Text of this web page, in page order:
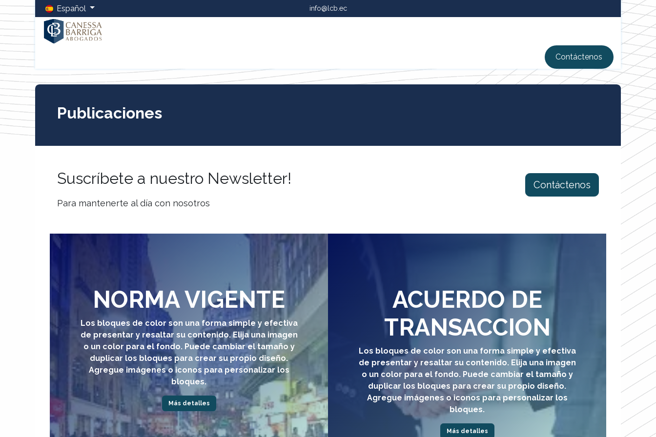
Español info@lcb.ec
Contácten​​os
Publicaciones
Suscríbete a nuestro Newsletter!
Para mantenerte al día con nosotros
Contáctenos
NORMA VIGENTE
Los bloques de color son una forma simple y efectiva
de presentar y resaltar su contenido. Elija una imagen
o un color para el fondo. Puede cambiar el tamaño y
duplicar los bloques para crear su propio diseño.
Agregue imágenes o iconos para personalizar los
bloques.
Más detalles
ACUERDO DE
TRANSACCION
Los bloques de color son una forma simple y efectiva
de presentar y resaltar su contenido. Elija una imagen
o un color para el fondo. Puede cambiar el tamaño y
duplicar los bloques para crear su propio diseño.
Agregue imágenes o iconos para personalizar los
bloques.
Más detalles